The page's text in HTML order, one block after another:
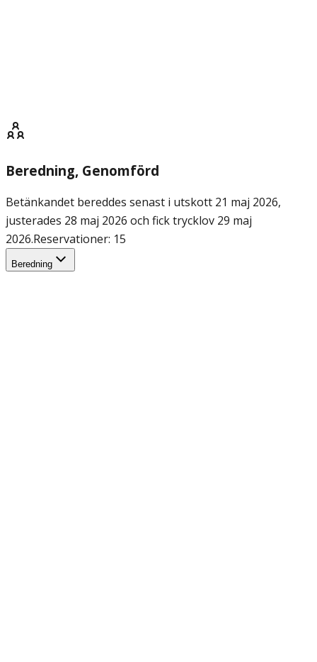
Beredning, Genomförd
Betänkandet bereddes senast i utskott 21 maj 2026,
justerades 28 maj 2026 och fick trycklov 29 maj
2026.Reservationer: 15
Beredning